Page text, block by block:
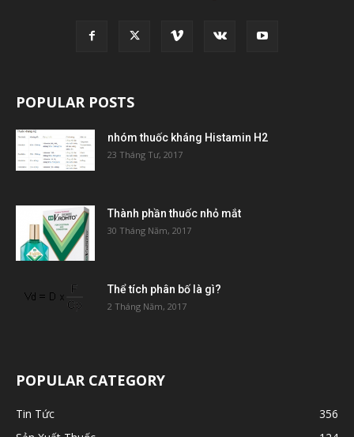
POPULAR POSTS
nhóm thuốc kháng Histamin H2
23 Tháng Tư, 2017
Thành phần thuốc nhỏ mắt
30 Tháng Năm, 2017
Thể tích phân bố là gì?
2 Tháng Năm, 2017
POPULAR CATEGORY
Tin Tức
356